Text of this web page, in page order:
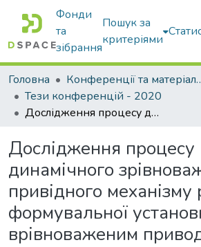
Фонди
та
зібрання
Пошук за
критеріями
Головна
Конференції та
Тези конференцій - 2020
Дослідження процесу динамічного зрівноваження привідного механізму роликової формувальної установки з врівноваженим приводом
Дослідження процесу
динамічного
привідного механізму
формувальної
врівноваженим